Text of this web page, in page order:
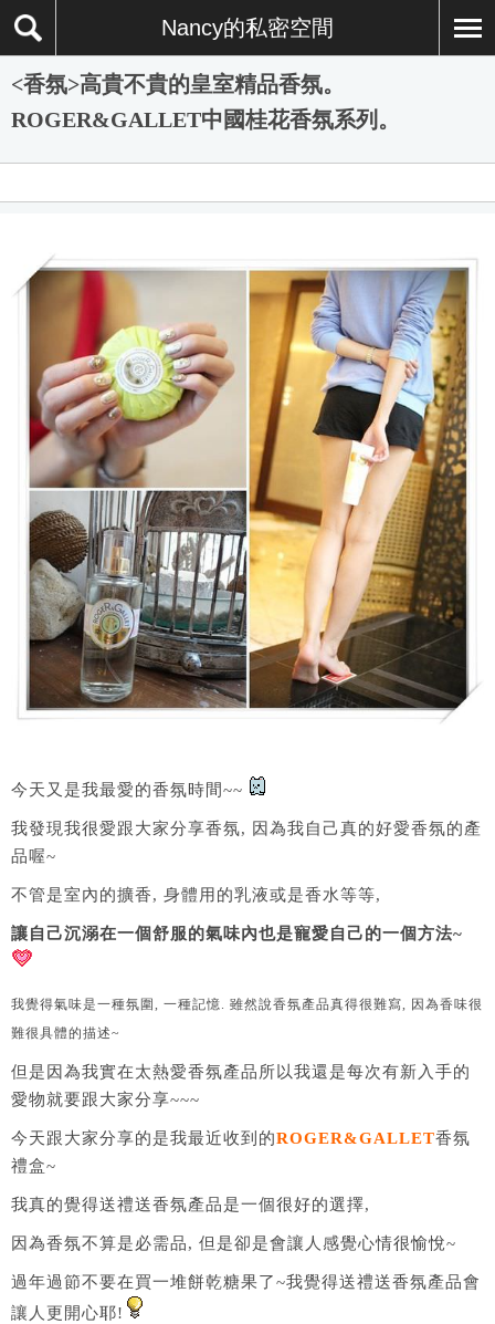
Nancy的私密空間
<香氛>高貴不貴的皇室精品香氛。
ROGER&GALLET中國桂花香氛系列。
今天又是我最愛的香氛時間~~
我發現我很愛跟大家分享香氛, 因為我自己真的好愛香氛的產
品喔~
不管是室內的擴香, 身體用的乳液或是香水等等,
讓自己沉溺在一個舒服的氣味內也是寵愛自己的一個方法~
我覺得氣味是一種氛圍, 一種記憶. 雖然說香氛產品真得很難寫, 因為香味很
難很具體的描述~
但是因為我實在太熱愛香氛產品所以我還是每次有新入手的
愛物就要跟大家分享~~~
今天跟大家分享的是我最近收到的ROGER&GALLET香氛
禮盒~
我真的覺得送禮送香氛產品是一個很好的選擇,
因為香氛不算是必需品, 但是卻是會讓人感覺心情很愉悅~
過年過節不要在買一堆餅乾糖果了~我覺得送禮送香氛產品會
讓人更開心耶!